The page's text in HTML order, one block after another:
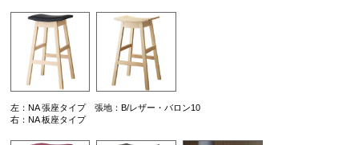
左：NA 張座タイプ 張地：B/レザー・バロン10
右：NA 板座タイプ